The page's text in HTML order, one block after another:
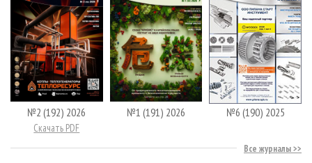
№2 (192) 2026
Скачать PDF
№1 (191) 2026 №6 (190) 2025
Все журналы